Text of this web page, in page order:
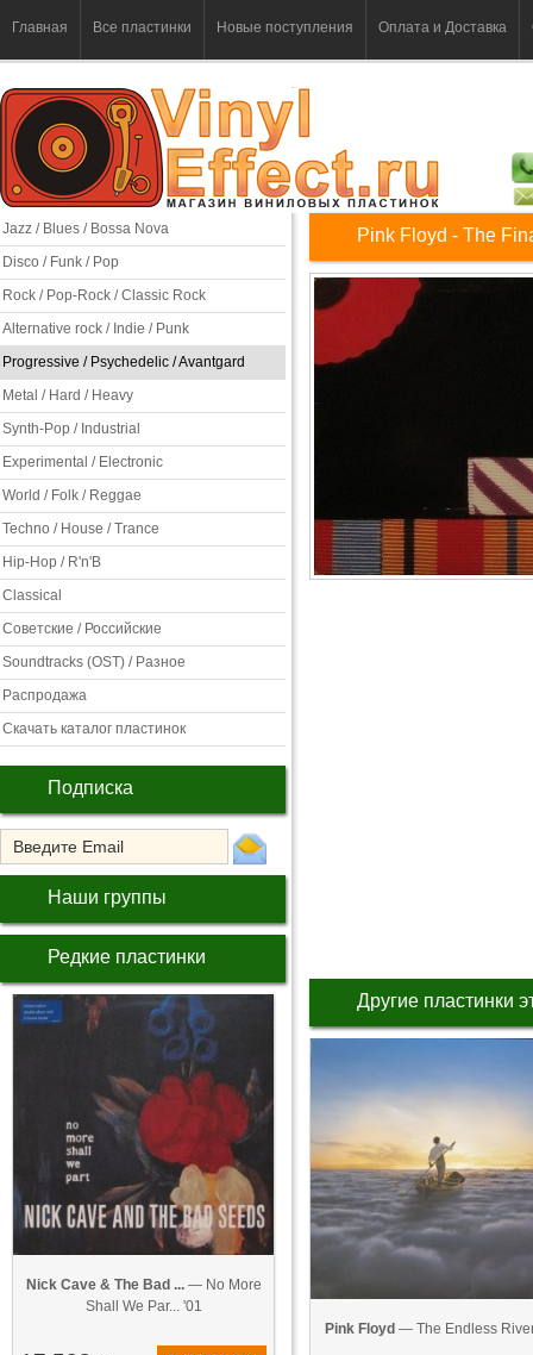
Главная Все пластинки Новые поступления Оплата и Доставка
Jazz / Blues / Bossa Nova
Disco / Funk / Pop
Rock / Pop-Rock / Classic Rock
Alternative rock / Indie / Punk
Progressive / Psychedelic / Avantgard
Metal / Hard / Heavy
Synth-Pop / Industrial
Experimental / Electronic
World / Folk / Reggae
Techno / House / Trance
Hip-Hop / R'n'B
Classical
Советские / Российские
Soundtracks (OST) / Разное
Распродажа
Скачать каталог пластинок
Подписка
Наши группы
Редкие пластинки
Nick Cave & The Bad ...— No More
Shall We Par... '01
Pink Floyd - The
Другие пластинки
Pink Floyd — The Endless